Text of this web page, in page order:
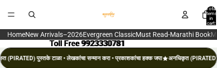
Total
items
in
cart:
HomeNew Arrivals–2026Evergreen ClassicMust Read-Marathi Book
Toll Free 9923330781
Toll Free 9923330781
(PIRATED) पुस्तके टाळा • लेखकांचा सन्मान करा • प्रकाशकांचा हक्क जपा अनधिकृत (PIRATED)